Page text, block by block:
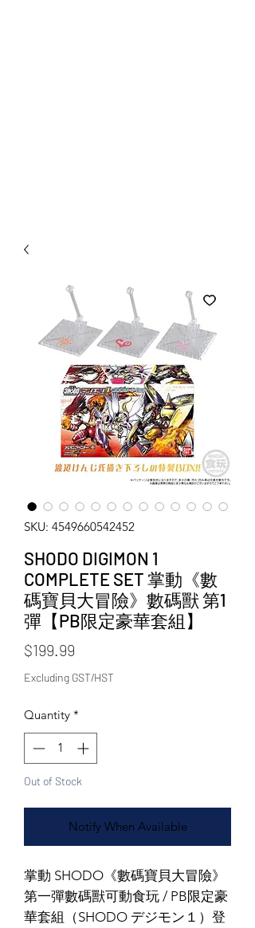
WECHAT 微信諮詢
SKU: 4549660542452
SHODO DIGIMON 1
COMPLETE SET 掌動《數
碼寶貝大冒險》數碼獸 第1
彈【PB限定豪華套組】
$199.99
Excluding GST/HST
Quantity *
Out of Stock
Notify When Available
掌動 SHODO《數碼寶貝大冒險》
第一彈數碼獸可動食玩 / PB限定豪
華套組（SHODO デジモン１）登